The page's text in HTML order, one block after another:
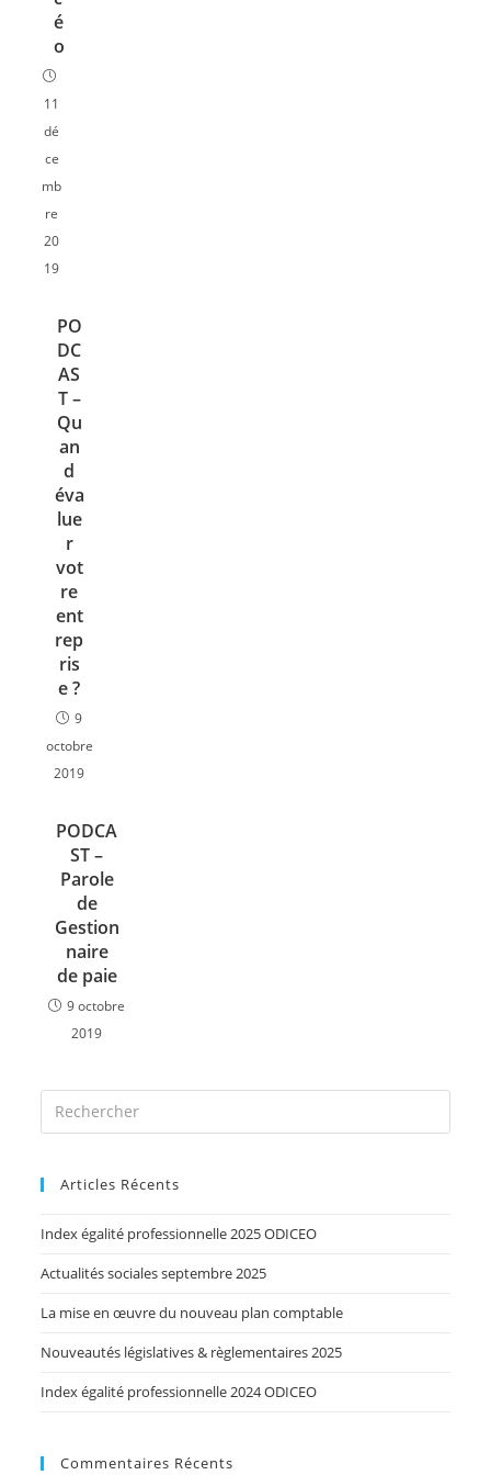
é
o
11
dé
ce
mb
re
20
19
PO
DC
AS
T –
Qu
an
d
éva
lue
r
vot
re
ent
rep
ris
e ?
9
octobre
2019
PODCA
ST –
Parole
de
Gestion
naire
de paie
9 octobre
2019
Articles Récents
Index égalité professionnelle 2025 ODICEO
Actualités sociales septembre 2025
La mise en œuvre du nouveau plan comptable
Nouveautés législatives & règlementaires 2025
Index égalité professionnelle 2024 ODICEO
Commentaires Récents